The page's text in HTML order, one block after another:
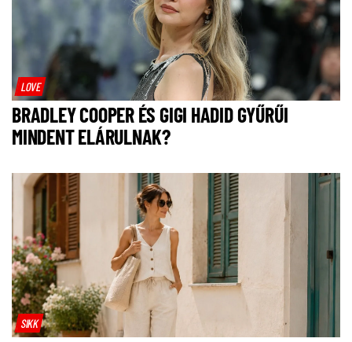
LOVE
BRADLEY COOPER ÉS GIGI HADID GYŰRŰI
MINDENT ELÁRULNAK?
SIKK